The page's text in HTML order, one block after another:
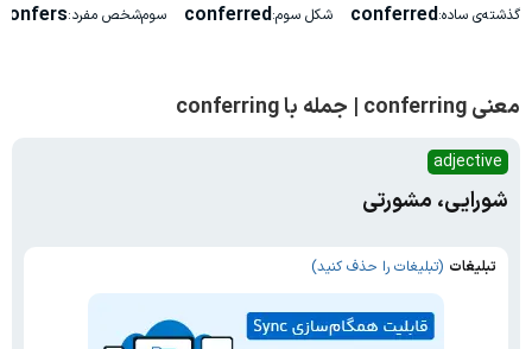
گذشته‌ی ساده:conferred شکل سوم:conferred سوم‌شخص مفرد:
معنی conferring | جمله با conferring
adjective
شورایی، مشورتی
تبلیغات (تبلیغات را حذف کنید)